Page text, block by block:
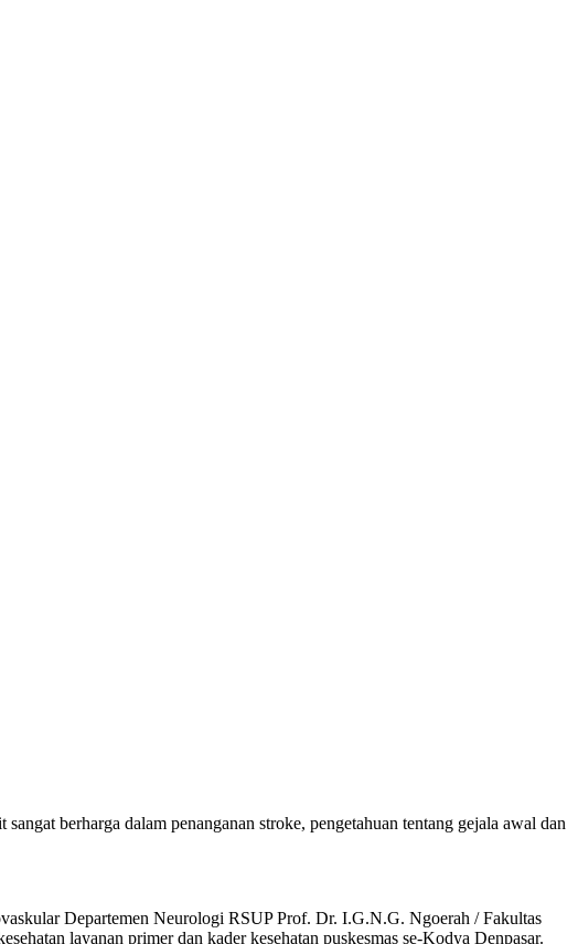
berharga dalam penanganan stroke, pengetahuan tentang gejala awal dan
Departemen Neurologi RSUP Prof. Dr. I.G.N.G. Ngoerah / Fakultas
layanan primer dan kader kesehatan puskesmas se-Kodya Denpasar.